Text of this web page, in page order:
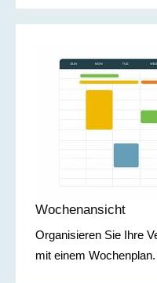
Wochenansicht
Organisieren Sie Ihre
mit einem Wochenplan.